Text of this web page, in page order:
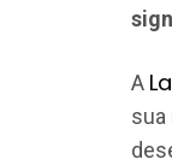
A
sua